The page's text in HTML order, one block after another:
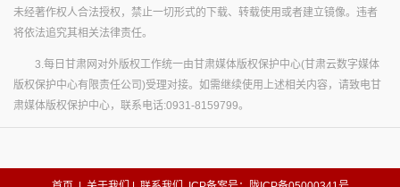
未经著作权人合法授权，禁止一切形式的下载、转载使用或者建立镜像。违者
将依法追究其相关法律责任。
3.每日甘肃网对外版权工作统一由甘肃媒体版权保护中心(甘肃云数字媒体
版权保护中心有限责任公司)受理对接。如需继续使用上述相关内容，请致电甘
肃媒体版权保护中心，联系电话:0931-8159799。